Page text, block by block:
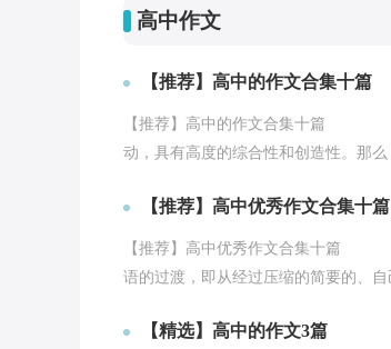
高中作文
【推荐】高中的作文合集十篇
【推荐】高中的作文合集十篇 在
动，具有高度的综合性和创造性。那
【推荐】高中优秀作文合集十篇
【推荐】高中优秀作文合集十篇
语的过渡，即从经过压缩的简要的、
【精选】高中的作文3篇